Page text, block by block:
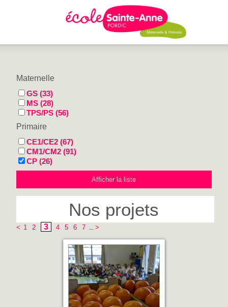
Maternelle
GS (33)
MS (28)
TPS/PS (56)
Primaire
CE1/CE2 (67)
CM1/CM2 (91)
CP (26)
Nos projets
< 1 2 3 4 5 6 7 ...>